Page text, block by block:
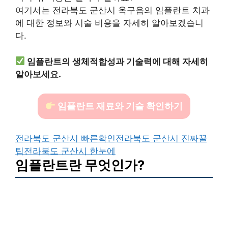
여기서는 전라북도 군산시 옥구읍의 임플란트 치과
에 대한 정보와 시술 비용을 자세히 알아보겠습니
다.
임플란트의 생체적합성과 기술력에 대해 자세히
알아보세요.
임플란트 재료와 기술 확인하기
전라북도 군산시 빠른확인전라북도 군산시 진짜꿀
팁전라북도 군산시 한눈에
임플란트란 무엇인가?